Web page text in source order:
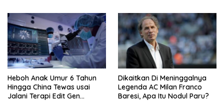
Heboh Anak Umur 6 Tahun
Hingga China Tewas usai
Jalani Terapi Edit Gen
Dikaitkan Di Meninggalnya
Legenda AC Milan Franco
Baresi, Apa Itu Nodul Paru?